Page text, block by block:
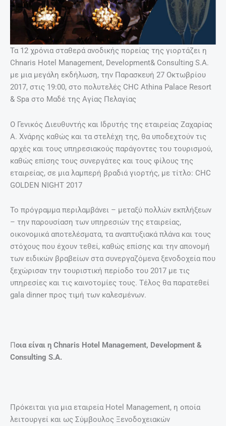
Τα 12 χρόνια σταθερά ανοδικής πορείας της γιορτάζει η
Chnaris Hotel Management, Development& Consulting S.A.
με μια μεγάλη εκδήλωση, την Παρασκευή 27 Οκτωβρίου
2017, στις 19:00, στο πολυτελές CHC Athina Palace Resort
& Spa στο Μαδέ της Αγίας Πελαγίας
Ο Γενικός Διευθυντής και Ιδρυτής της εταιρείας Ζαχαρίας
Α. Χνάρης καθώς και τα στελέχη της, θα υποδεχτούν τις
αρχές και τους υπηρεσιακούς παράγοντες του τουρισμού,
καθώς επίσης τους συνεργάτες και τους φίλους της
εταιρείας, σε μια λαμπερή βραδιά γιορτής, με τίτλο: CHC
GOLDEN NIGHT 2017
Το πρόγραμμα περιλαμβάνει – μεταξύ πολλών εκπλήξεων
– την παρουσίαση των υπηρεσιών της εταιρείας,
οικονομικά αποτελέσματα, τα αναπτυξιακά πλάνα και τους
στόχους που έχουν τεθεί, καθώς επίσης και την απονομή
των ειδικών βραβείων στα συνεργαζόμενα ξενοδοχεία που
ξεχώρισαν την τουριστική περίοδο του 2017 με τις
υπηρεσίες και τις καινοτομίες τους. Τέλος θα παρατεθεί
gala dinner προς τιμή των καλεσμένων.
Ποια είναι η Chnaris Hotel Management, Development &
Consulting S.A.
Πρόκειται για μια εταιρεία Hotel Management, η οποία
λειτουργεί και ως Σύμβουλος Ξενοδοχειακών